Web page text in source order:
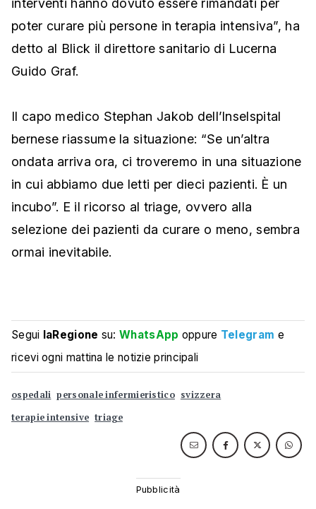
interventi hanno dovuto essere rimandati per
poter curare più persone in terapia intensiva”, ha
detto al Blick il direttore sanitario di Lucerna
Guido Graf.
Il capo medico Stephan Jakob dell’Inselspital
bernese riassume la situazione: “Se un’altra
ondata arriva ora, ci troveremo in una situazione
in cui abbiamo due letti per dieci pazienti. È un
incubo”. E il ricorso al triage, ovvero alla
selezione dei pazienti da curare o meno, sembra
ormai inevitabile.
Segui laRegione su:WhatsApp oppure Telegram e
ricevi ogni mattina le notizie principali
ospedali personale infermieristico svizzera
terapie intensive triage